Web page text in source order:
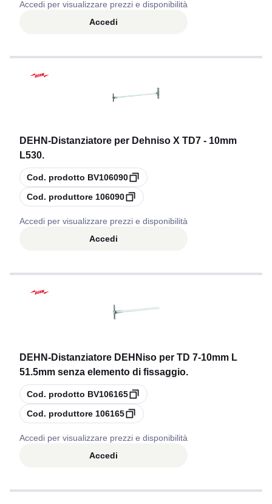
Accedi per visualizzare prezzi e disponibilità
Accedi
DEHN-Distanziatore per Dehniso X TD7 - 10mm
L530.
copiaCod. prodotto BV106090
copiaCod. produttore 106090
Accedi per visualizzare prezzi e disponibilità
Accedi
DEHN-Distanziatore DEHNiso per TD 7-10mm L
51.5mm senza elemento di fissaggio.
copiaCod. prodotto BV106165
copiaCod. produttore 106165
Accedi per visualizzare prezzi e disponibilità
Accedi